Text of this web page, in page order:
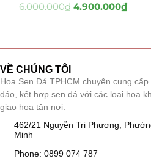
6.000.000₫ 4.900.000₫
VỀ CHÚNG TÔI
Hoa Sen Đá TPHCM chuyên cung
đáo, kết hợp sen đá với các loại hoa
giao hoa tận nơi.
462/21 Nguyễn Tri Phương,
Minh
Phone: 0899 074 787